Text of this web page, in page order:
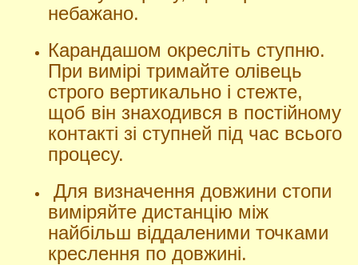
небажано.
Карандашом окресліть ступню.
При вимірі тримайте олівець
строго вертикально і стежте,
щоб він знаходився в постійному
контакті зі ступней під час всього
процесу.
Для визначення довжини стопи
виміряйте дистанцію між
найбільш віддаленими точками
креслення по довжині.